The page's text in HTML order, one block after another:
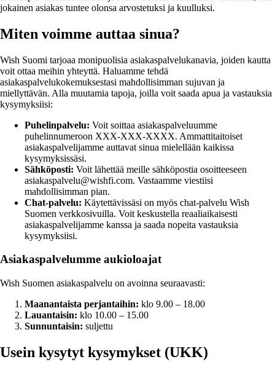
jokainen asiakas tuntee olonsa arvostetuksi ja kuulluksi.
Miten voimme auttaa sinua?
Wish Suomi tarjoaa monipuolisia asiakaspalvelukanavia, joiden kautta
voit ottaa meihin yhteyttä. Haluamme tehdä
asiakaspalvelukokemuksestasi mahdollisimman sujuvan ja
miellyttävän. Alla muutamia tapoja, joilla voit saada apua ja vastauksia
kysymyksiisi:
Puhelinpalvelu: Voit soittaa asiakaspalveluumme
puhelinnumeroon XXX-XXX-XXXX. Ammattitaitoiset
asiakaspalvelijamme auttavat sinua mielellään kaikissa
kysymyksissäsi.
Sähköposti: Voit lähettää meille sähköpostia osoitteeseen
asiakaspalvelu@wishfi.com. Vastaamme viestiisi
mahdollisimman pian.
Chat-palvelu: Käytettävissäsi on myös chat-palvelu Wish
Suomen verkkosivuilla. Voit keskustella reaaliaikaisesti
asiakaspalvelijamme kanssa ja saada nopeita vastauksia
kysymyksiisi.
Asiakaspalvelumme aukioloajat
Wish Suomen asiakaspalvelu on avoinna seuraavasti:
Maanantaista perjantaihin: klo 9.00 – 18.00
Lauantaisin: klo 10.00 – 15.00
Sunnuntaisin: suljettu
Usein kysytyt kysymykset (UKK)